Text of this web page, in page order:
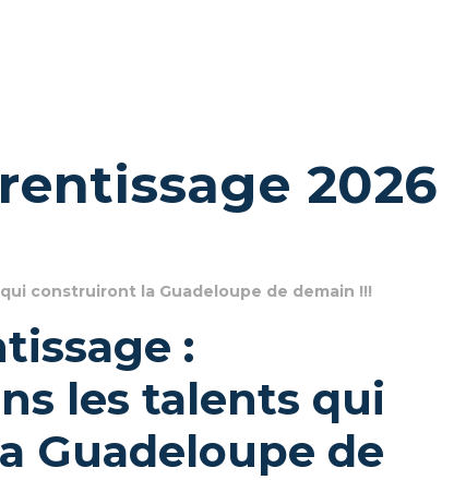
2026
construiront la Guadeloupe de demain !!!
:
les talents qui
Guadeloupe de